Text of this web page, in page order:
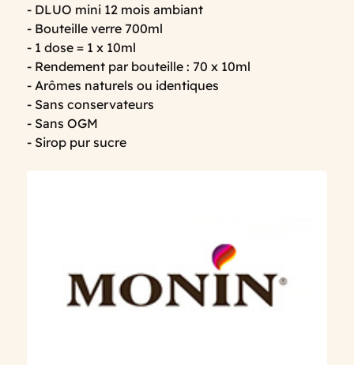
- DLUO mini 12 mois ambiant
- Bouteille verre 700ml
- 1 dose = 1 x 10ml
- Rendement par bouteille : 70 x 10ml
- Arômes naturels ou identiques
- Sans conservateurs
- Sans OGM
- Sirop pur sucre